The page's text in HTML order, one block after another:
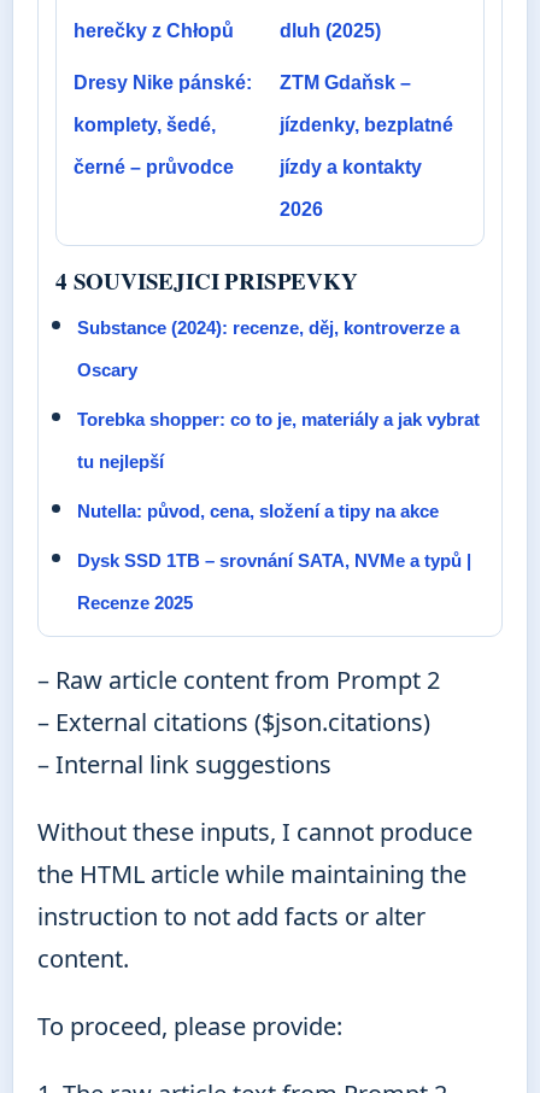
herečky z Chłopů dluh (2025)
Dresy Nike pánské:
komplety, šedé,
černé – průvodce
ZTM Gdaňsk –
jízdenky, bezplatné
jízdy a kontakty
2026
4 SOUVISEJICI PRISPEVKY
Substance (2024): recenze, děj, kontroverze a
Oscary
Torebka shopper: co to je, materiály a jak vybrat
tu nejlepší
Nutella: původ, cena, složení a tipy na akce
Dysk SSD 1TB – srovnání SATA, NVMe a typů |
Recenze 2025
– Raw article content from Prompt 2
– External citations ($json.citations)
– Internal link suggestions
Without these inputs, I cannot produce
the HTML article while maintaining the
instruction to not add facts or alter
content.
To proceed, please provide: